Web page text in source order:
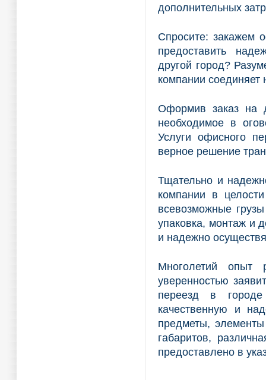
дополнительных
Спросите: закажем
предоставить
другой город?
компании соединяет
Оформив заказ на
необходимое в
Услуги офисного
верное решение
Тщательно и
компании в
всевозможные
упаковка, монтаж и
и надежно
Многолетий
уверенностью
переезд в
качественную и
предметы,
габаритов,
предоставлено в